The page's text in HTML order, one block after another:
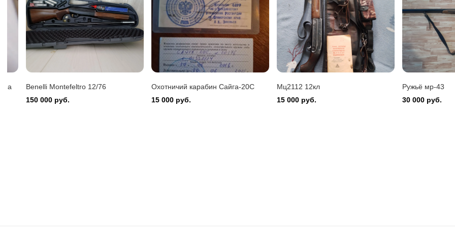
Benelli Montefeltro 12/76
150 000 руб.
Охотничий карабин Сайга-20С
15 000 руб.
Мц2112 12кл
15 000 руб.
Ружьё мр-43
30 000 руб.
Benelli Montefeltro 12/76
150 000 руб.